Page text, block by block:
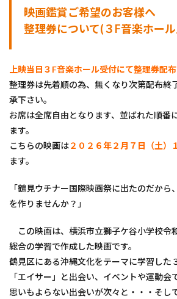
映画鑑賞ご希望のお客様へ
整理券について(３F音楽ホー
上映当日３F音楽ホール受付にて整理券配布
整理券は先着順の為、無くなり次第配布終
承下さい。
お席は全席自由となります、並ばれた順番
ます。
こちらの映画は２０２６年２月７日（土）
ます。
「鶴見ウチナー国際映画祭に出たのだから
を作りませんか？」
この映画は、横浜市立獅子ケ谷小学校令
総合の学習で作成した映画です。
鶴見区にある沖縄文化をテーマに学習した
「エイサー」と出会い、イベントや運動会
思いもよらない出会いが次々と・・・そし